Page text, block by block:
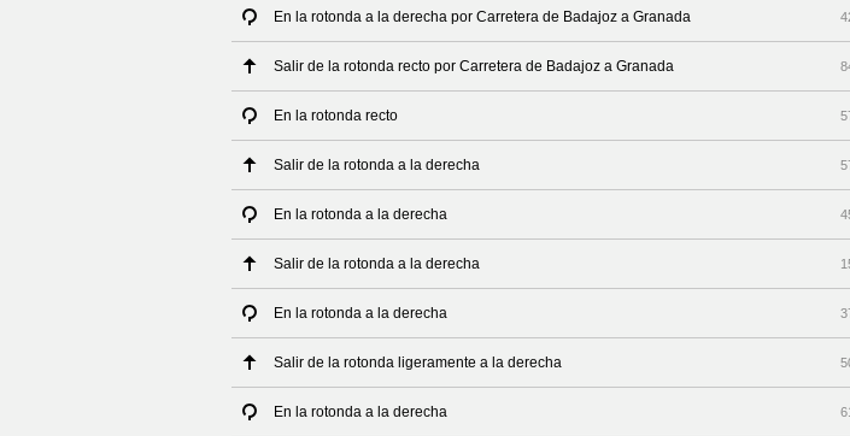
En la rotonda a la derecha por Carretera de Badajoz a Granada
Salir de la rotonda recto por Carretera de Badajoz a Granada
En la rotonda recto
Salir de la rotonda a la derecha
En la rotonda a la derecha
Salir de la rotonda a la derecha
En la rotonda a la derecha
Salir de la rotonda ligeramente a la derecha
En la rotonda a la derecha